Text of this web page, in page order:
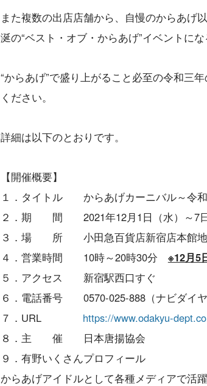
また複数の出店店舗から、自慢のからあげ
涎の“ベスト・オブ・からあげ”イベントにな
“からあげ”で盛り上がること必至の令和三
ください。
詳細は以下のとおりです。
【開催概要】
１．タイトル からあげカーニバル～令
２．期 間 2021年12月1日（水）～7日
３．場 所 小田急百貨店新宿店本館地
４．営業時間 10時～20時30分 ※12月5
５．アクセス 新宿駅西口すぐ
６．電話番号 0570‐025‐888（ナビダイヤ
７．URL https://www.odakyu-
８．主 催 日本唐揚協会
９．有野いくさんプロフィール
からあげアイドルとして各種メディアで活